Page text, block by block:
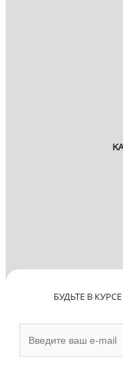
БУДЬТЕ В